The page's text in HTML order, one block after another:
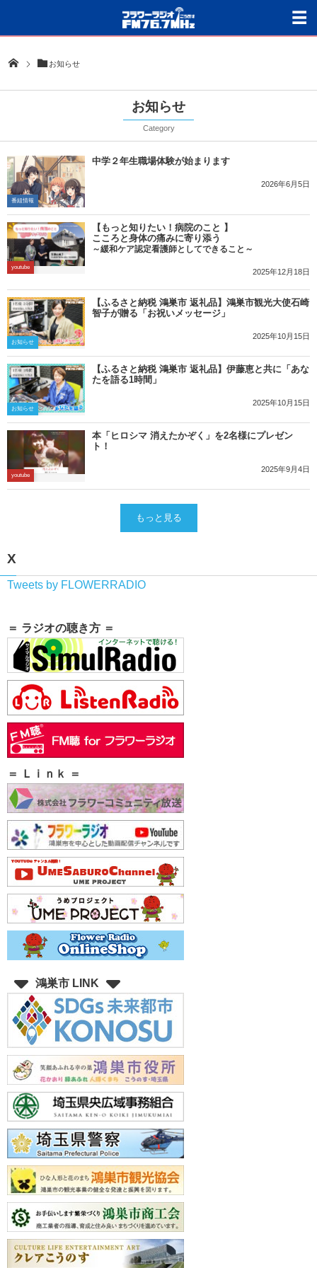
お知らせ
お知らせ
Category
番組情報
中学２年生職場体験が始まります
2026年6月5日
youtube
【もっと知りたい！病院のこと 】
こころと身体の痛みに寄り添う
～緩和ケア認定看護師としてできること～
2025年12月18日
お知らせ
【ふるさと納税 鴻巣市 返礼品】鴻巣市観光大使石崎
智子が贈る「お祝いメッセージ」
2025年10月15日
お知らせ
【ふるさと納税 鴻巣市 返礼品】伊藤恵と共に「あな
たを語る1時間」
2025年10月15日
youtube
本「ヒロシマ 消えたかぞく」を2名様にプレゼン
ト！
2025年9月4日
もっと見る
X
Tweets by FLOWERRADIO
＝ ラジオの聴き方 ＝
＝ Ｌｉｎｋ ＝
鴻巣市 LINK